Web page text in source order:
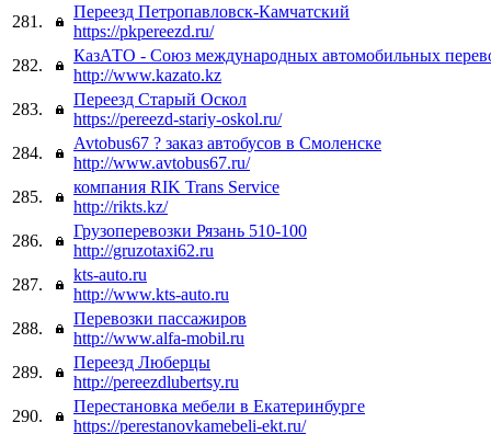
281.
Переезд Петропавловск-Камчатский
https://pkpereezd.ru/
282.
КазАТО - Союз международных автомобильных
http://www.kazato.kz
283.
Переезд Старый Оскол
https://pereezd-stariy-oskol.ru/
284.
Avtobus67 ? заказ автобусов в Смоленске
http://www.avtobus67.ru/
285.
компания RIK Trans Service
http://rikts.kz/
286.
Грузоперевозки Рязань 510-100
http://gruzotaxi62.ru
287.
kts-auto.ru
http://www.kts-auto.ru
288.
Перевозки пассажиров
http://www.alfa-mobil.ru
289.
Переезд Люберцы
http://pereezdlubertsy.ru
290.
Перестановка мебели в Екатеринбурге
https://perestanovkamebeli-ekt.ru/